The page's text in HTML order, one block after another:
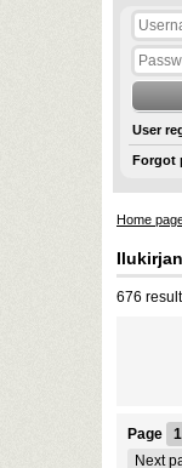
User
Forgot
Home
676
Page 1
Next